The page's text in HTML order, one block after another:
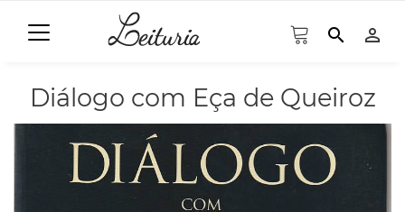
search person_outline
Diálogo com Eça de Queiroz